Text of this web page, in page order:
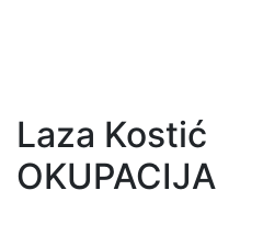
Laza Kostić
OKUPACIJA